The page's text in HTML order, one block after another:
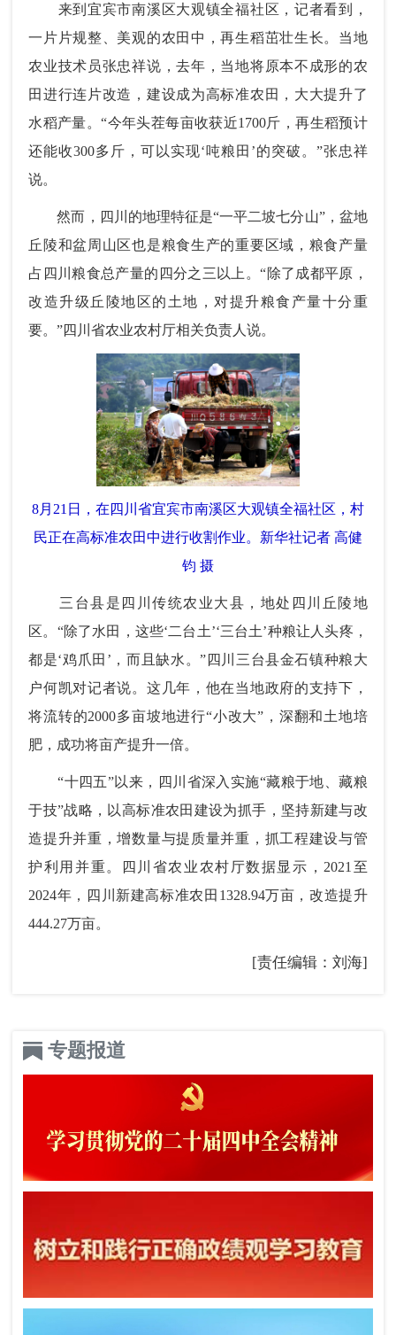
来到宜宾市南溪区大观镇全福社区，记者看到，
一片片规整、美观的农田中，再生稻茁壮生长。当地
农业技术员张忠祥说，去年，当地将原本不成形的农
田进行连片改造，建设成为高标准农田，大大提升了
水稻产量。“今年头茬每亩收获近1700斤，再生稻预计
还能收300多斤，可以实现‘吨粮田’的突破。”张忠祥
说。
然而，四川的地理特征是“一平二坡七分山”，盆地
丘陵和盆周山区也是粮食生产的重要区域，粮食产量
占四川粮食总产量的四分之三以上。“除了成都平原，
改造升级丘陵地区的土地，对提升粮食产量十分重
要。”四川省农业农村厅相关负责人说。
8月21日，在四川省宜宾市南溪区大观镇全福社区，村
民正在高标准农田中进行收割作业。新华社记者 高健
钧 摄
三台县是四川传统农业大县，地处四川丘陵地
区。“除了水田，这些‘二台土’‘三台土’种粮让人头疼，
都是‘鸡爪田’，而且缺水。”四川三台县金石镇种粮大
户何凯对记者说。这几年，他在当地政府的支持下，
将流转的2000多亩坡地进行“小改大”，深翻和土地培
肥，成功将亩产提升一倍。
“十四五”以来，四川省深入实施“藏粮于地、藏粮
于技”战略，以高标准农田建设为抓手，坚持新建与改
造提升并重，增数量与提质量并重，抓工程建设与管
护利用并重。四川省农业农村厅数据显示，2021至
2024年，四川新建高标准农田1328.94万亩，改造提升
444.27万亩。
[责任编辑：刘海]
专题报道